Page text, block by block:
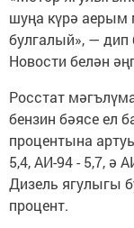
шуңа күрә аерым
булгалый», —
Новости белән
Росстат
бензин бәясе ел
процентына
5,4, АИ-94 - 5,7, ә
Дизель ягулыгы
процент.